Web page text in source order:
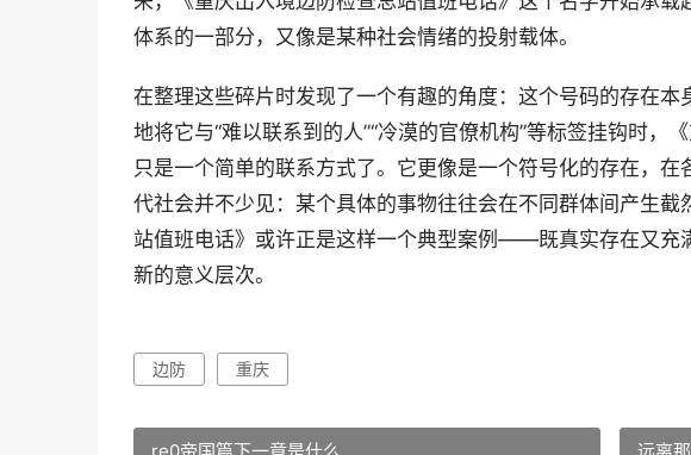
体系的一部分，又像是某种社会情绪的投射载体。
在整理这些碎片时发现了一个有趣的角度：这个号码的存在
地将它与“难以联系到的人”“冷漠的官僚机构”等标签挂钩时，
只是一个简单的联系方式了。它更像是一个符号化的存在，
代社会并不少见：某个具体的事物往往会在不同群体间产生
站值班电话》或许正是这样一个典型案例——既真实存在又充
新的意义层次。
边防 重庆